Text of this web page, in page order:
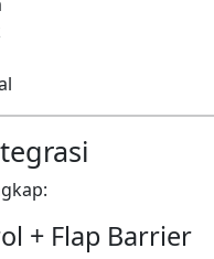
+ Flap Barrier